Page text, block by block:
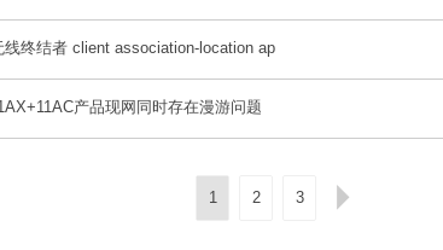
线终结者 client association-location ap
产品现网同时存在漫游问题
1 2 3